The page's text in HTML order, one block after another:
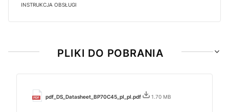
INSTRUKCJA OBSŁUGI
PLIKI DO POBRANIA
pdf_DS_Datasheet_BP70C45_pl_pl.pdf 1.70 MB